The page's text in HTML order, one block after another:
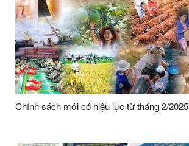
Chính sách mới có hiệu lực từ tháng 2/2025